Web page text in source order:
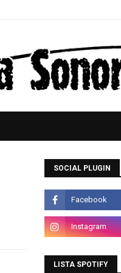
SOCIAL PLUGIN
LISTA SPOTIFY